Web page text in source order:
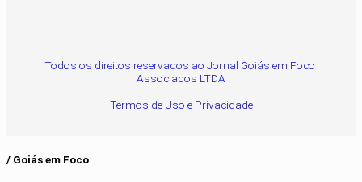
Todos os direitos reservados ao Jornal Goiás em Foco
Associados LTDA
Termos de Uso e Privacidade
/ Goiás em Foco